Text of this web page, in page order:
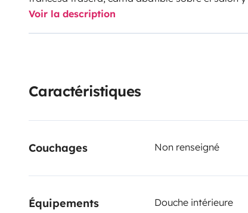
cocina en L, frigorífico de 145 L, baño completo
para escapadas en familia o con amigos. Su
Voir la description
Caractéristiques
Couchages Non renseigné
Équipements Douche intérieure